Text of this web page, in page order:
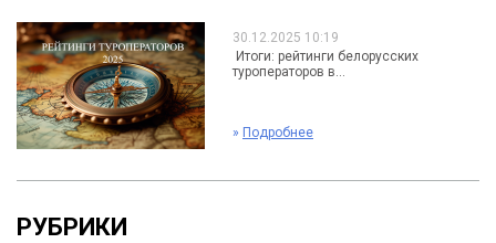
30.12.2025 10:19
Итоги: рейтинги белорусских
туроператоров в...
» Подробнее
РУБРИКИ